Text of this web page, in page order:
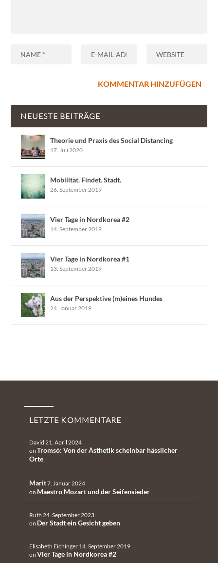
NEUESTE BEITRÄGE
Theorie und Praxis des Social Distancing
17. Juli 2020
Mobilität. Findet. Stadt.
26. September 2019
Vier Tage in Nordkorea #2
14. September 2019
Vier Tage in Nordkorea #1
13. September 2019
Aus der Perspektive (m)eines Hundes
24. Januar 2019
Neueste Kommentare
LETZTE KOMMENTARE
David 21. April 2024
on Tromsö: Von der Ästhetik scheinbar hässlicher
Orte
Marit7. Januar 2024
on Maestro Mozart und der Seifensieder
Ruth 24. September 2023
on Der Stadt ein Gesicht geben
Elisabeth Eichinger 14. September 2019
on Vier Tage in Nordkorea #2